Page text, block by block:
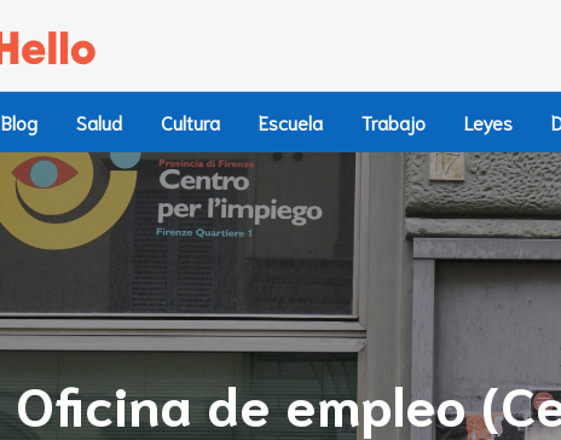
Blog Salud Cultura Escuela Trabajo Leyes
Oficina de empleo